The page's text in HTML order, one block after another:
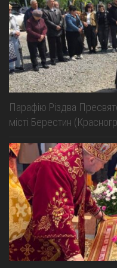
Парафію Різдва
місті Берестин